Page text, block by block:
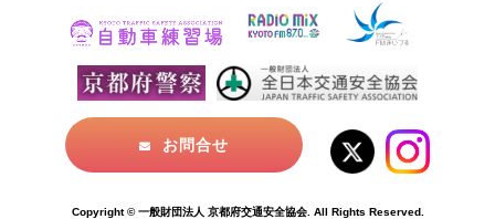
お問合せ
Copyright © 一般財団法人 京都府交通安全協会. All Rights Reserved.